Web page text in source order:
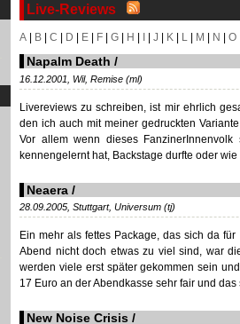
Live-Reviews
A B |C D E F |G H |J K L M N |O
Napalm Death /
16.12.2001, Wil, Remise (ml)
Livereviews zu schreiben, ist mir ehrlich
den ich auch mit meiner gedruckten
Vor allem wenn dieses
kennengelernt hat, Backstage durfte oder wie
Neaera /
28.09.2005, Stuttgart, Universum (tj)
Ein mehr als fettes Package, das sich da
Abend nicht doch etwas zu viel sind, war
werden viele erst später gekommen sein
17 Euro an der Abendkasse sehr fair und
New Noise Crisis /